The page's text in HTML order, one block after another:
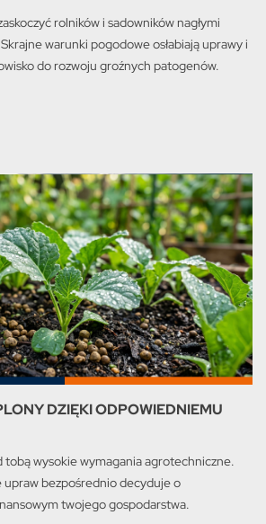
rolników i sadowników nagłymi
warunki pogodowe osłabiają uprawy i
do rozwoju groźnych patogenów.
DZIĘKI ODPOWIEDNIEMU
tobą wysokie wymagania agrotechniczne.
bezpośrednio decyduje o
twojego gospodarstwa.